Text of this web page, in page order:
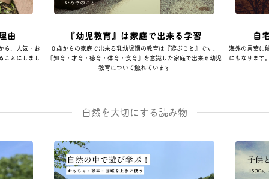
由
ら、人気・お
ことにしまし
『幼児教育』は家庭で出来る学習
０歳からの家庭で出来る乳幼児期の教育は『遊ぶこと』です。
『知育・才育・徳育・体育・食育』を意識した家庭で出来る幼児
教育について触れています
自
海外の言葉に
にもなります
自然を大切にする読み物